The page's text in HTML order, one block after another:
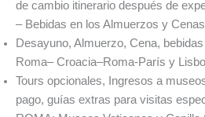
de cambio itinerario después de
– Bebidas en los Almuerzos y
Desayuno, Almuerzo, Cena,
Roma– Croacia–Roma-París y
Tours opcionales, Ingresos a
pago, guías extras para visitas